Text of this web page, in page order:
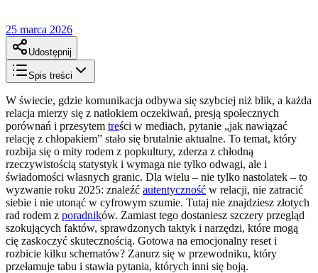
25 marca 2026
Udostępnij
Spis treści
W świecie, gdzie komunikacja odbywa się szybciej niż blik, a każda
relacja mierzy się z natłokiem oczekiwań, presją społecznych
porównań i przesytem treści w mediach, pytanie „jak nawiązać
relację z chłopakiem” stało się brutalnie aktualne. To temat, który
rozbija się o mity rodem z popkultury, zderza z chłodną
rzeczywistością statystyk i wymaga nie tylko odwagi, ale i
świadomości własnych granic. Dla wielu – nie tylko nastolatek – to
wyzwanie roku 2025: znaleźć autentyczność w relacji, nie zatracić
siebie i nie utonąć w cyfrowym szumie. Tutaj nie znajdziesz złotych
rad rodem z poradników. Zamiast tego dostaniesz szczery przegląd
szokujących faktów, sprawdzonych taktyk i narzędzi, które mogą
cię zaskoczyć skutecznością. Gotowa na emocjonalny reset i
rozbicie kilku schematów? Zanurz się w przewodniku, który
przełamuje tabu i stawia pytania, których inni się boją.